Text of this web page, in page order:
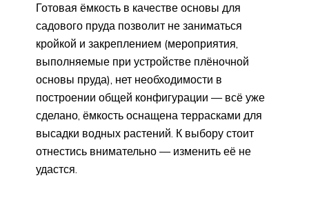
Готовая ёмкость в качестве основы для
садового пруда позволит не заниматься
кройкой и закреплением (мероприятия,
выполняемые при устройстве плёночной
основы пруда), нет необходимости в
построении общей конфигурации — всё уже
сделано, ёмкость оснащена террасками для
высадки водных растений. К выбору стоит
отнестись внимательно — изменить её не
удастся.